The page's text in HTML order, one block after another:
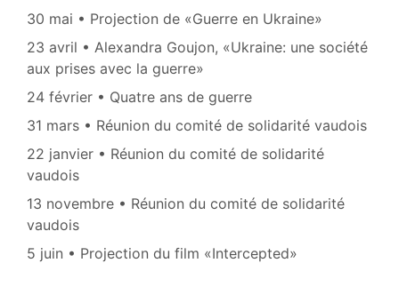
30 mai • Projection de «Guerre en Ukraine»
23 avril • Alexandra Goujon, «Ukraine: une société
aux prises avec la guerre»
24 février • Quatre ans de guerre
31 mars • Réunion du comité de solidarité vaudois
22 janvier • Réunion du comité de solidarité
vaudois
13 novembre • Réunion du comité de solidarité
vaudois
5 juin • Projection du film «Intercepted»